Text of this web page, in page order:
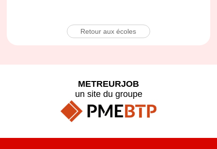
Retour aux écoles
METREURJOB
un site du groupe